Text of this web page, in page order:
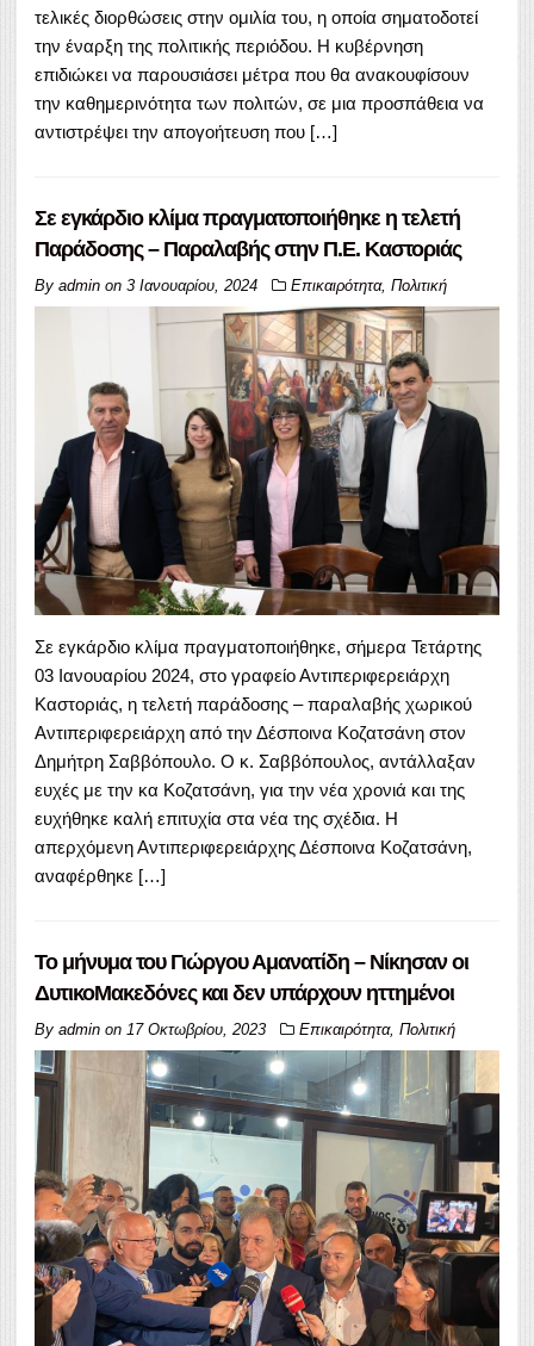
τελικές διορθώσεις στην ομιλία του, η οποία σηματοδοτεί
την έναρξη της πολιτικής περιόδου. Η κυβέρνηση
επιδιώκει να παρουσιάσει μέτρα που θα ανακουφίσουν
την καθημερινότητα των πολιτών, σε μια προσπάθεια να
αντιστρέψει την απογοήτευση που […]
Σε εγκάρδιο κλίμα πραγματοποιήθηκε η τελετή
Παράδοσης – Παραλαβής στην Π.Ε. Καστοριάς
By admin on 3 Ιανουαρίου, 2024 Επικαιρότητα, Πολιτική
Σε εγκάρδιο κλίμα πραγματοποιήθηκε, σήμερα Τετάρτης
03 Ιανουαρίου 2024, στο γραφείο Αντιπεριφερειάρχη
Καστοριάς, η τελετή παράδοσης – παραλαβής χωρικού
Αντιπεριφερειάρχη από την Δέσποινα Κοζατσάνη στον
Δημήτρη Σαββόπουλο. Ο κ. Σαββόπουλος, αντάλλαξαν
ευχές με την κα Κοζατσάνη, για την νέα χρονιά και της
ευχήθηκε καλή επιτυχία στα νέα της σχέδια. Η
απερχόμενη Αντιπεριφερειάρχης Δέσποινα Κοζατσάνη,
αναφέρθηκε […]
Το μήνυμα του Γιώργου Αμανατίδη – Νίκησαν οι
ΔυτικοΜακεδόνες και δεν υπάρχουν ηττημένοι
By admin on 17 Οκτωβρίου, 2023 Επικαιρότητα, Πολιτική